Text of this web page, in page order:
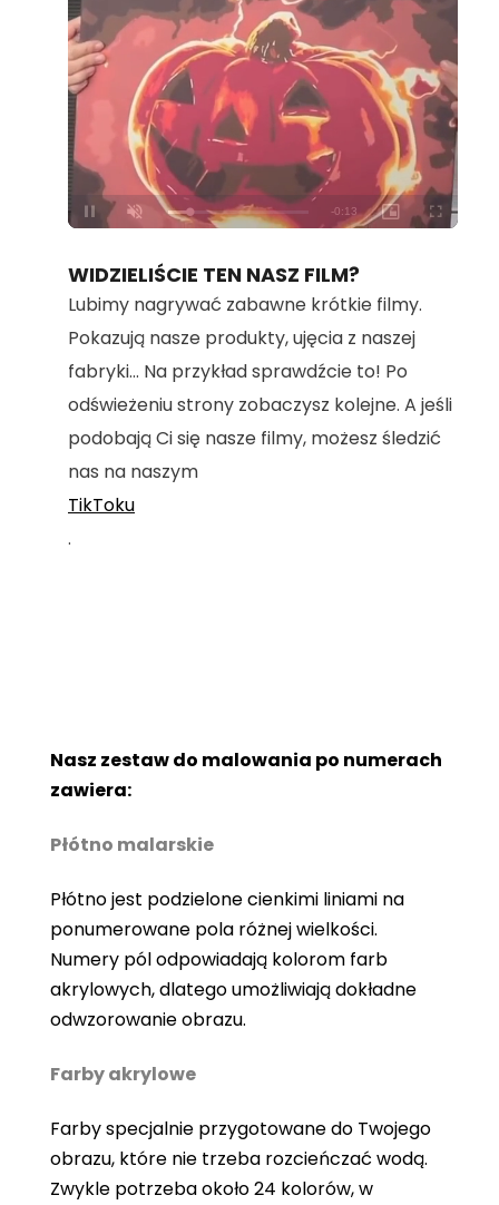
Unmute Loaded:
100.00%
WIDZIELIŚCIE TEN NASZ FILM?
Lubimy nagrywać zabawne krótkie filmy.
Pokazują nasze produkty, ujęcia z naszej
fabryki... Na przykład sprawdźcie to! Po
odświeżeniu strony zobaczysz kolejne. A jeśli
podobają Ci się nasze filmy, możesz śledzić
nas na naszym
TikToku
.
Nasz zestaw do malowania po numerach
zawiera:
Płótno malarskie
Płótno jest podzielone cienkimi liniami na
ponumerowane pola różnej wielkości.
Numery pól odpowiadają kolorom farb
akrylowych, dlatego umożliwiają dokładne
odwzorowanie obrazu.
Farby akrylowe
Farby specjalnie przygotowane do Twojego
obrazu, które nie trzeba rozcieńczać wodą.
Zwykle potrzeba około 24 kolorów, w